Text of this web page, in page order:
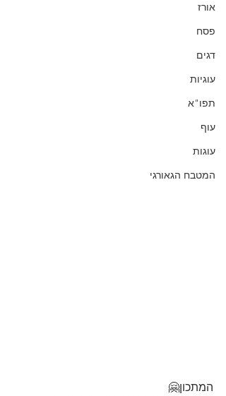
אורז
פסח
דגים
עוגיות
תפו"א
עוף
עוגות
המטבח הגאורגי
המתכון🤗